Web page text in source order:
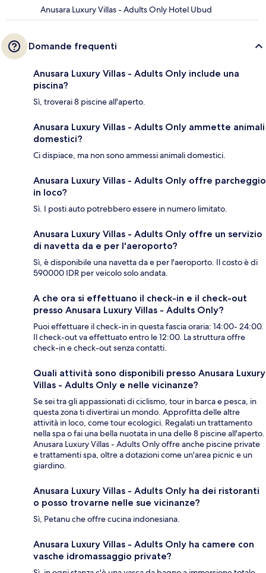
Anusara Luxury Villas - Adults Only Hotel Ubud
Domande frequenti
Anusara Luxury Villas - Adults Only include una
piscina?
Sì, troverai 8 piscine all'aperto.
Anusara Luxury Villas - Adults Only ammette animali
domestici?
Ci dispiace, ma non sono ammessi animali domestici.
Anusara Luxury Villas - Adults Only offre parcheggio
in loco?
Sì. I posti auto potrebbero essere in numero limitato.
Anusara Luxury Villas - Adults Only offre un servizio
di navetta da e per l'aeroporto?
Sì, è disponibile una navetta da e per l'aeroporto. Il costo è di
590000 IDR per veicolo solo andata.
A che ora si effettuano il check-in e il check-out
presso Anusara Luxury Villas - Adults Only?
Puoi effettuare il check-in in questa fascia oraria: 14:00- 24:00.
Il check-out va effettuato entro le 12:00. La struttura offre
check-in e check-out senza contatti.
Quali attività sono disponibili presso Anusara Luxury
Villas - Adults Only e nelle vicinanze?
Se sei tra gli appassionati di ciclismo, tour in barca e pesca, in
questa zona ti divertirai un mondo. Approfitta delle altre
attività in loco, come tour ecologici. Regalati un trattamento
nella spa o fai una bella nuotata in una delle 8 piscine all'aperto.
Anusara Luxury Villas - Adults Only offre anche piscine private
e trattamenti spa, oltre a dotazioni come un'area picnic e un
giardino.
Anusara Luxury Villas - Adults Only ha dei ristoranti
o posso trovarne nelle sue vicinanze?
Sì, Petanu che offre cucina indonesiana.
Anusara Luxury Villas - Adults Only ha camere con
vasche idromassaggio private?